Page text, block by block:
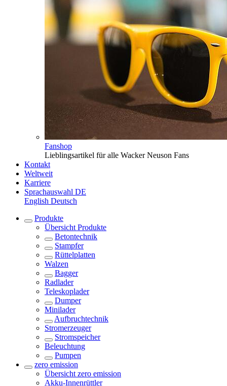
Fanshop
Lieblingsartikel für alle Wacker Neuson Fans
Kontakt
Weltweit
Karriere
Sprachauswahl DE
English Deutsch
Produkte
Übersicht Produkte
Betontechnik
Stampfer
Rüttelplatten
Walzen
Bagger
Radlader
Teleskoplader
Dumper
Minilader
Aufbruchtechnik
Stromerzeuger
Stromspeicher
Beleuchtung
Pumpen
zero emission
Übersicht zero emission
Akku-Innenrüttler